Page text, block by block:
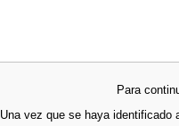
Para
Una vez que se haya identificado